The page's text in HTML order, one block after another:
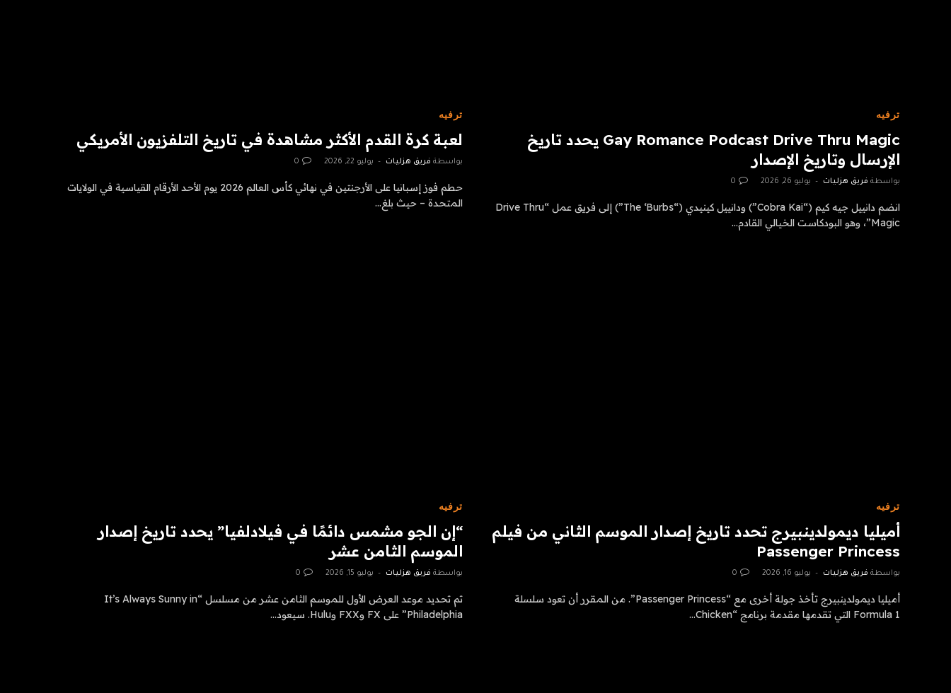
ترفيه
Gay Romance Podcast Drive Thru Magic يحدد تاريخ
الإرسال وتاريخ الإصدار
بواسطة فريق هزليات يوليو 26, 2026 0
انضم دانييل جيه كيم (“Cobra Kai”) ودانييل كينيدي (“The ‘Burbs”) إلى فريق عمل “Drive Thru
Magic”، وهو البودكاست الخيالي القادم…
ترفيه
لعبة كرة القدم الأكثر مشاهدة في تاريخ التلفزيون الأمريكي
بواسطة فريق هزليات يوليو 22, 2026 0
حطم فوز إسبانيا على الأرجنتين في نهائي كأس العالم 2026 يوم الأحد الأرقام القياسية في الولايات
المتحدة – حيث بلغ…
ترفيه
أميليا ديمولدينبيرج تحدد تاريخ إصدار الموسم الثاني من فيلم
Passenger Princess
بواسطة فريق هزليات يوليو 16, 2026 0
أميليا ديمولدينبيرج تأخذ جولة أخرى مع “Passenger Princess”. من المقرر أن تعود سلسلة
Formula 1 التي تقدمها مقدمة برنامج “Chicken…
ترفيه
“إن الجو مشمس دائمًا في فيلادلفيا” يحدد تاريخ إصدار
الموسم الثامن عشر
بواسطة فريق هزليات يوليو 15, 2026 0
تم تحديد موعد العرض الأول للموسم الثامن عشر من مسلسل “It’s Always Sunny in
Philadelphia” على FX وFXX وHulu. سيعود…